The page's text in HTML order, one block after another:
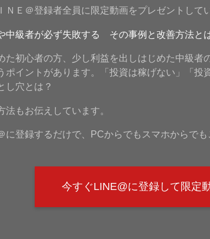
ＮＥ＠登録者全員に限定動画をプレゼントして
中級者が必ず失敗する その事例と改善方法とは
た初心者の方、少し利益を出しはじめた中級者
ポイントがあります。「投資は稼げない」「投
し穴とは？
法もお伝えしています。
に登録するだけで、PCからでもスマホからでも
今すぐLINE@に登録して限定